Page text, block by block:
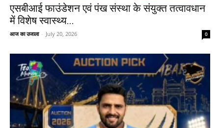
एसबीआई फाउंडेशन एवं पंख संस्था के संयुक्त तत्वावधान
में विशेष स्वास्थ्य...
आज का उजाला - July 20, 2026 0